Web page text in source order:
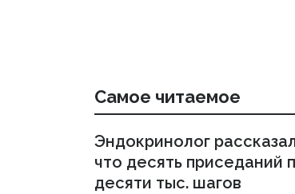
Самое читаемое
Эндокринолог
что десять приседаний
десяти тыс. шагов